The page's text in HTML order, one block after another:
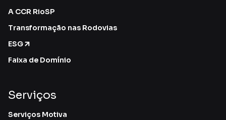
A CCR RioSP
Transformação nas Rodovias
ESG
Faixa de Domínio
Serviços
Serviços Motiva